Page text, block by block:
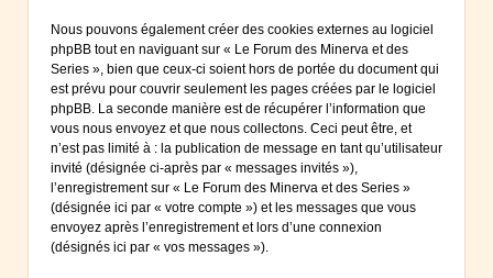
Nous pouvons également créer des cookies externes au logiciel
phpBB tout en naviguant sur « Le Forum des Minerva et des
Series », bien que ceux-ci soient hors de portée du document qui
est prévu pour couvrir seulement les pages créées par le logiciel
phpBB. La seconde manière est de récupérer l’information que
vous nous envoyez et que nous collectons. Ceci peut être, et
n’est pas limité à : la publication de message en tant qu’utilisateur
invité (désignée ci-après par « messages invités »),
l’enregistrement sur « Le Forum des Minerva et des Series »
(désignée ici par « votre compte ») et les messages que vous
envoyez après l’enregistrement et lors d’une connexion
(désignés ici par « vos messages »).